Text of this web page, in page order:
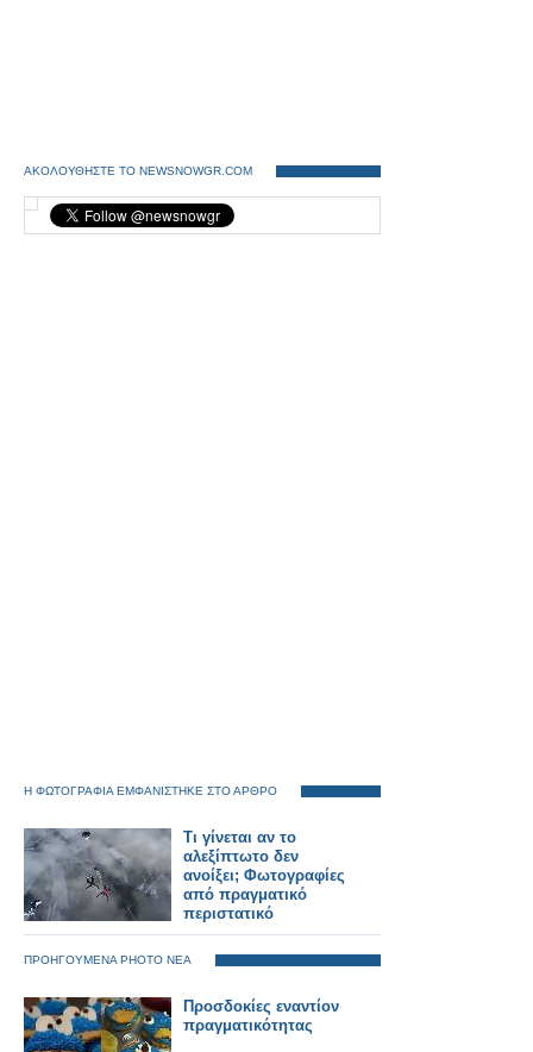
ΑΚΟΛΟΥΘΗΣΤΕ ΤΟ NEWSNOWGR.COM
Η ΦΩΤΟΓΡΑΦΙΑ ΕΜΦΑΝΙΣΤΗΚΕ ΣΤΟ ΑΡΘΡΟ
Τι γίνεται αν το
αλεξίπτωτο δεν
ανοίξει; Φωτογραφίες
από πραγματικό
περιστατικό
ΠΡΟΗΓΟΥΜΕΝΑ PHOTO ΝΕΑ
Προσδοκίες εναντίον
πραγματικότητας